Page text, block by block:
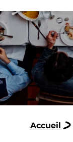
Accueil